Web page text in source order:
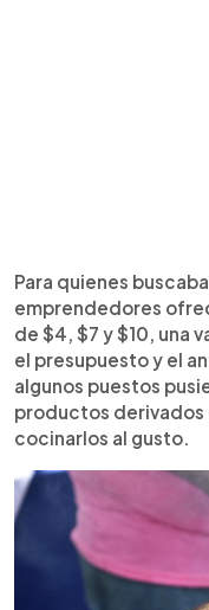
Para quienes
emprendedores
de $4, $7 y $10, una
el presupuesto y el
algunos puestos
productos derivados
cocinarlos al gusto.